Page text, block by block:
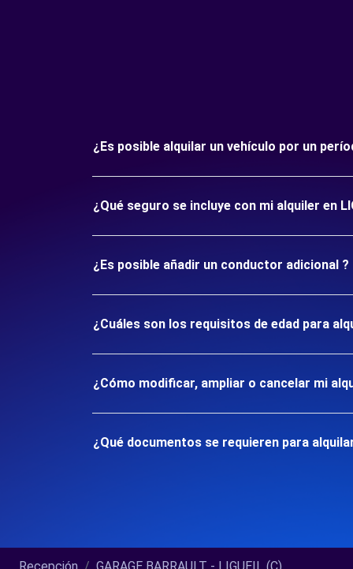
¿Es posible alquilar un vehículo por un
¿Qué seguro se incluye con mi alquiler en
¿Es posible añadir un conductor adicional ?
¿Cuáles son los requisitos de edad para
¿Cómo modificar, ampliar o cancelar mi
¿Qué documentos se requieren para